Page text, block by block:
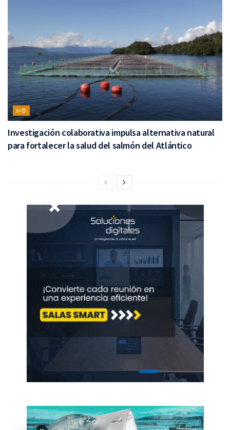
I+D
Investigación colaborativa impulsa alternativa natural
para fortalecer la salud del salmón del Atlántico